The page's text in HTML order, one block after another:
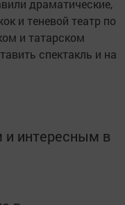
драматические,
и теневой театр по
и татарском
спектакль и на
интересным в